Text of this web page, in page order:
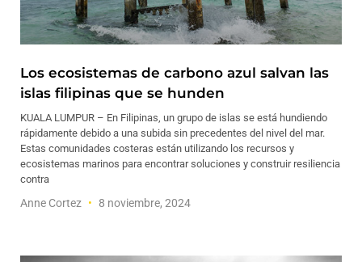
Los ecosistemas de carbono azul salvan las
islas filipinas que se hunden
KUALA LUMPUR – En Filipinas, un grupo de islas se está hundiendo
rápidamente debido a una subida sin precedentes del nivel del mar.
Estas comunidades costeras están utilizando los recursos y
ecosistemas marinos para encontrar soluciones y construir resiliencia
contra
Anne Cortez 8 noviembre, 2024